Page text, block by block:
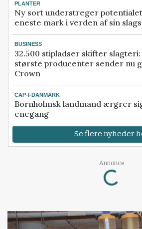
PLANTER
Ny sort understreger
eneste mark i verden af sin slags
BUSINESS
32.500 stipladser skifter slagteri:
største producenter sender nu
Crown
CAP-I-DANMARK
Bornholmsk landmand ærgrer
enegang
Se flere nyheder
Annonce
Loading...